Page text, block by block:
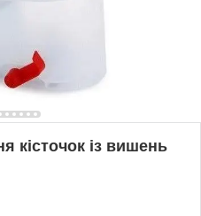
кісточок із вишень